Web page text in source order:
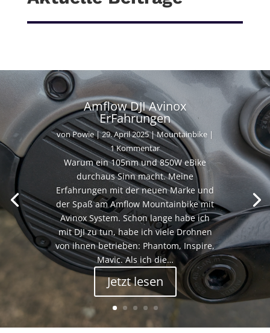
Amflow DJI Avinox
ErFahrungen
vonPowie|29. April 2025|Mountainbike |
1 Kommentar
Warum ein 105nm und 850W eBike
durchaus Sinn macht. Meine
Erfahrungen mit der neuen Marke und
der Spaß am Amflow Mountainbike mit
Avinox System. Schon lange habe ich
mit DJI zu tun, habe ich viele Drohnen
von ihnen betrieben: Phantom, Inspire,
Mavic. Als ich die…
Jetzt lesen